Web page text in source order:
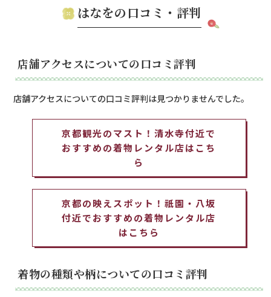
はなをの口コミ・評判
店舗アクセスについての口コミ評判
店舗アクセスについての口コミ評判は見つかりませんでした。
京都観光のマスト！清水寺付近で
おすすめの着物レンタル店はこち
ら
京都の映えスポット！祇園・八坂
付近でおすすめの着物レンタル店
はこちら
着物の種類や柄についての口コミ評判